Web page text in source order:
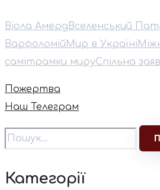
Віола Амерд Вселенський
Варфоломій Мир в Україні
самітрамки мируСпільна
Пожертва
Наш Телеграм
Категорії